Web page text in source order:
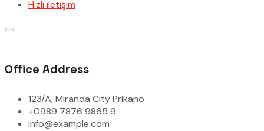
Hızlı iletişim
Office Address
123/A, Miranda City Prikano
+0989 7876 9865 9
info@example.com